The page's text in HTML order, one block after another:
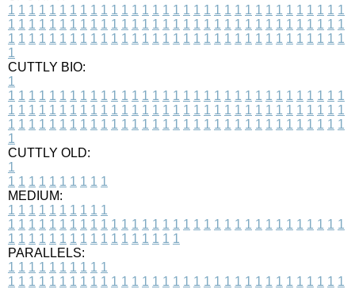
1 1 1 1 1 1 1 1 1 1 1 1 1 1 1 1 1 1 1 1 1 1 1 1 1 1 1 1 1 1 1 1 1
1 1 1 1 1 1 1 1 1 1 1 1 1 1 1 1 1 1 1 1 1 1 1 1 1 1 1 1 1 1 1 1 1
1 1 1 1 1 1 1 1 1 1 1 1 1 1 1 1 1 1 1 1 1 1 1 1 1 1 1 1 1 1 1 1 1
1
CUTTLY BIO:
1
1 1 1 1 1 1 1 1 1 1 1 1 1 1 1 1 1 1 1 1 1 1 1 1 1 1 1 1 1 1 1 1 1
1 1 1 1 1 1 1 1 1 1 1 1 1 1 1 1 1 1 1 1 1 1 1 1 1 1 1 1 1 1 1 1 1
1 1 1 1 1 1 1 1 1 1 1 1 1 1 1 1 1 1 1 1 1 1 1 1 1 1 1 1 1 1 1 1 1
1
CUTTLY OLD:
1
1 1 1 1 1 1 1 1 1 1
MEDIUM:
1 1 1 1 1 1 1 1 1 1
1 1 1 1 1 1 1 1 1 1 1 1 1 1 1 1 1 1 1 1 1 1 1 1 1 1 1 1 1 1 1 1 1
1 1 1 1 1 1 1 1 1 1 1 1 1 1 1 1 1
PARALLELS:
1 1 1 1 1 1 1 1 1 1
1 1 1 1 1 1 1 1 1 1 1 1 1 1 1 1 1 1 1 1 1 1 1 1 1 1 1 1 1 1 1 1 1